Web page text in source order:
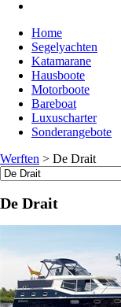
Home
Segelyachten
Katamarane
Hausboote
Motorboote
Bareboat
Luxuscharter
Sonderangebote
Werften > De Drait
De Drait